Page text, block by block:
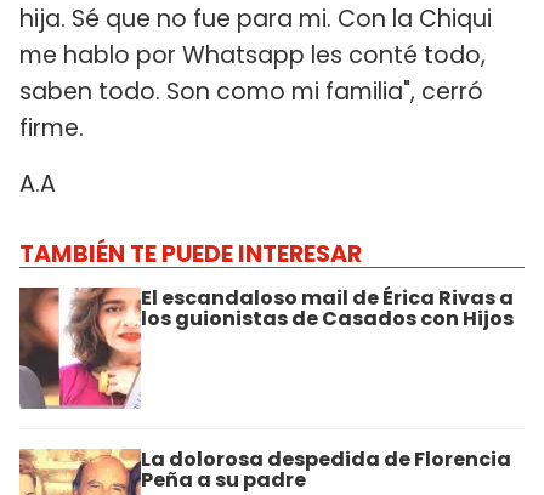
hija. Sé que no fue para mi. Con la Chiqui
me hablo por Whatsapp les conté todo,
saben todo. Son como mi familia", cerró
firme.
A.A
TAMBIÉN TE PUEDE INTERESAR
El escandaloso mail de Érica Rivas a
los guionistas de Casados con Hijos
La dolorosa despedida de Florencia
Peña a su padre